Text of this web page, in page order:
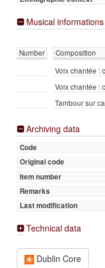
Musical informations
Number Composition
Voix chantée :
Voix chantée :
Tambour sur
Archiving data
Code
Original code
Item number
Remarks
Last modification
Technical data
Dublin Core